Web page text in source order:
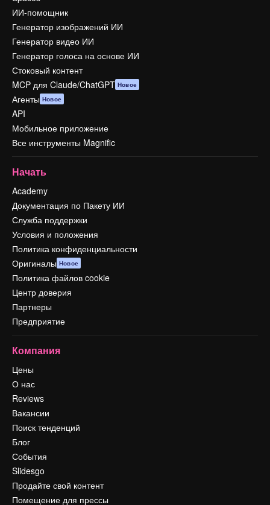
ИИ-помощник
Генератор изображений ИИ
Генератор видео ИИ
Генератор голоса на основе ИИ
Стоковый контент
MCP для Claude/ChatGPT Новое
Агенты Новое
API
Мобильное приложение
Все инструменты Magnific
Начать
Academy
Документация по Пакету ИИ
Служба поддержки
Условия и положения
Политика конфиденциальности
Оригиналы Новое
Политика файлов cookie
Центр доверия
Партнеры
Предприятие
Компания
Цены
О нас
Reviews
Вакансии
Поиск тенденций
Блог
События
Slidesgo
Продайте свой контент
Помещение для прессы